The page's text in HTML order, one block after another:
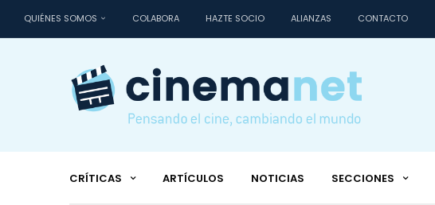
QUIÉNES SOMOS COLABORA HAZTE SOCIO ALIANZAS CONTACTO
CRÍTICAS ARTÍCULOS NOTICIAS SECCIONES